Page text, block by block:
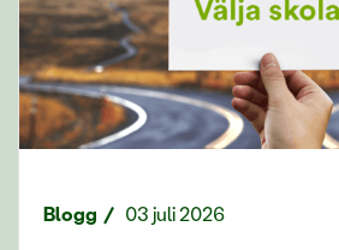
Blogg 03 juli 2026